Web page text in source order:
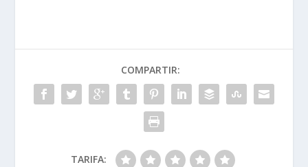
COMPARTIR:
TARIFA: